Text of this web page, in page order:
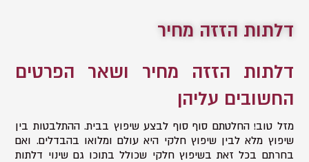
דלתות הזזה מחיר
דלתות הזזה מחיר ושאר הפרטים
החשובים עליהן
מזל טוב! החלטתם סוף סוף לבצע שיפוץ בבית. ההתלבטות בין
שיפוץ מלא לבין שיפוץ חלקי היא עולם ומלואו בהבדלים. ואם
בחרתם בכל זאת בשיפוץ חלקי שכולל בתוכו גם שינוי דלתות